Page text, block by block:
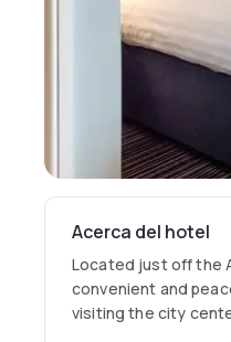
Acerca del hotel
Located just off the
convenient and
visiting the city